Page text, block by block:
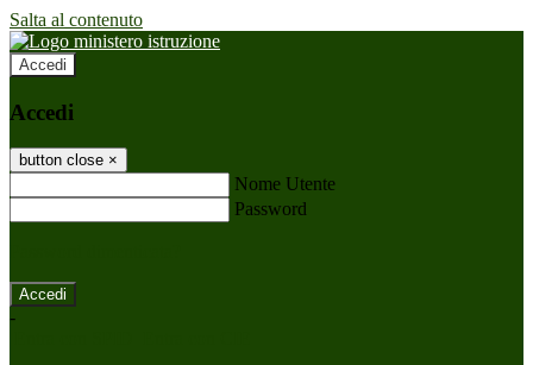
Salta al contenuto
Accedi
Accedi
button close ×
Nome Utente
Password
-